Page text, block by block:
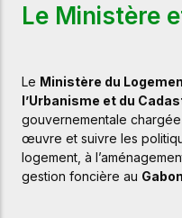
Le Ministère
Le Ministère du
l’Urbanisme et du
gouvernementale chargée
œuvre et suivre les
logement, à
gestion foncière au Gabon